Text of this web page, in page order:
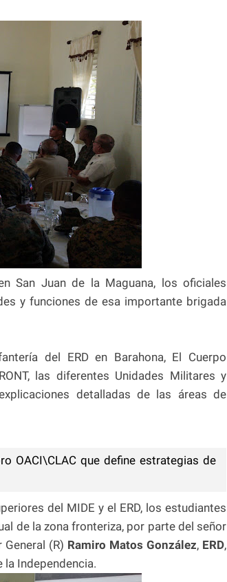
San Juan de la Maguana, los oficiales
y funciones de esa importante brigada
del ERD en Barahona, El Cuerpo
las diferentes Unidades Militares y
detalladas de las áreas de
OACI\CLAC que define estrategias de
del MIDE y el ERD, los estudiantes
de la zona fronteriza, por parte del señor
(R) Ramiro Matos González,ERD,
Independencia.